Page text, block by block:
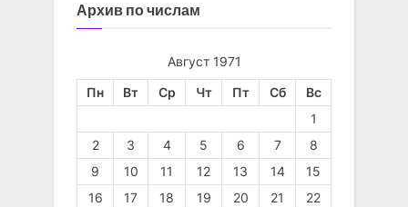
Архив по числам
Август 1971
Пн Вт Ср Чт Пт Сб
Вс
1
2
3 4 5 6 7
8
9
10 11 12 13 14
15
16
17 18 19 20 21
22